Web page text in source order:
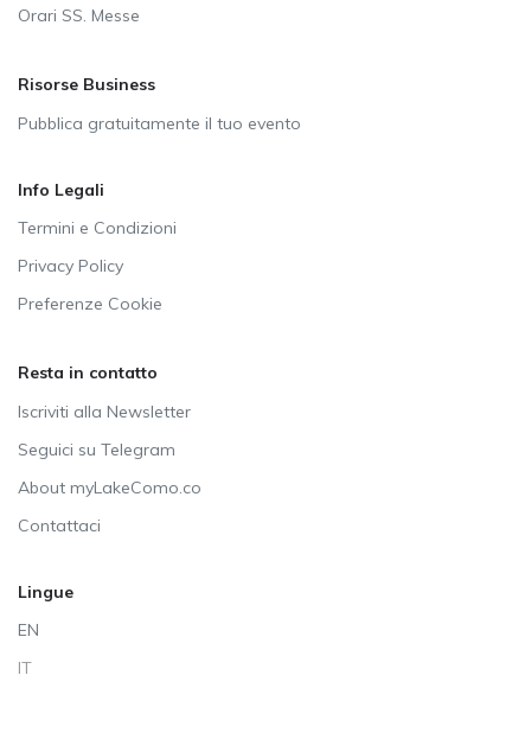
Orari SS. Messe
Risorse Business
Pubblica gratuitamente il tuo evento
Info Legali
Termini e Condizioni
Privacy Policy
Preferenze Cookie
Resta in contatto
Iscriviti alla Newsletter
Seguici su Telegram
About myLakeComo.co
Contattaci
Lingue
EN
IT